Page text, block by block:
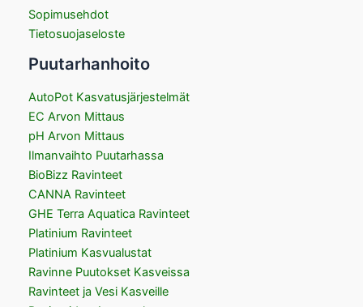
Sopimusehdot
Tietosuojaseloste
Puutarhanhoito
AutoPot Kasvatusjärjestelmät
EC Arvon Mittaus
pH Arvon Mittaus
Ilmanvaihto Puutarhassa
BioBizz Ravinteet
CANNA Ravinteet
GHE Terra Aquatica Ravinteet
Platinium Ravinteet
Platinium Kasvualustat
Ravinne Puutokset Kasveissa
Ravinteet ja Vesi Kasveille